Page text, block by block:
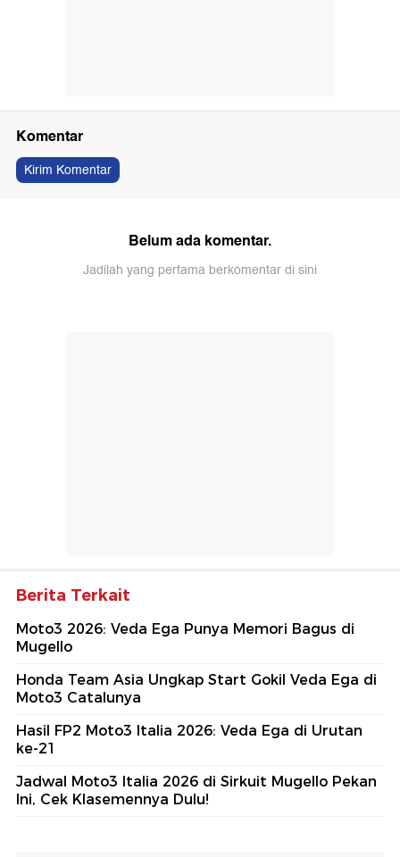
Komentar
Kirim Komentar
Belum ada komentar.
Jadilah yang pertama berkomentar di sini
Berita Terkait
Moto3 2026: Veda Ega Punya Memori Bagus di
Mugello
Honda Team Asia Ungkap Start Gokil Veda Ega di
Moto3 Catalunya
Hasil FP2 Moto3 Italia 2026: Veda Ega di Urutan
ke-21
Jadwal Moto3 Italia 2026 di Sirkuit Mugello Pekan
Ini, Cek Klasemennya Dulu!